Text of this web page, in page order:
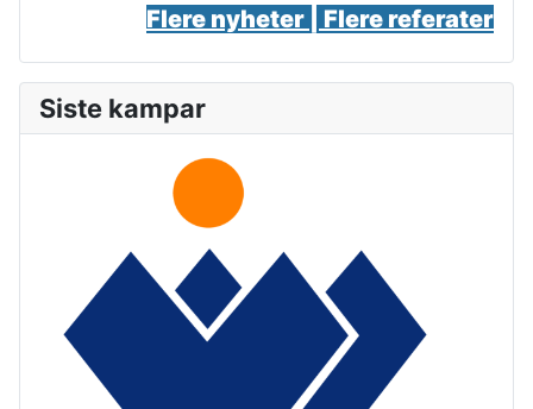
Flere nyheter | Flere referater
Siste kampar